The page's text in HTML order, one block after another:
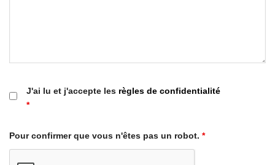
J'ai lu et j'accepte les règles de confidentialité
*
Pour confirmer que vous n'êtes pas un robot. *